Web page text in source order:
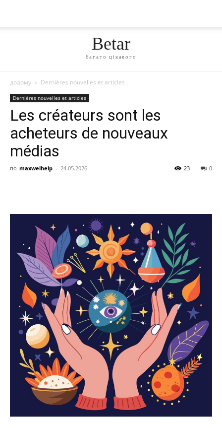
Betar
багато цікавого
додому Dernières nouvelles et articles
Dernières nouvelles et articles
Les créateurs sont les
acheteurs de nouveaux
médias
по maxwelhelp - 24.05.2026 0
23